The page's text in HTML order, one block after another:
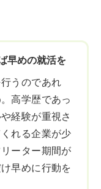
早めの就活を
うのであれ
高学歴であっ
経験が重視さ
れる企業が少
ーター期間が
早めに行動を